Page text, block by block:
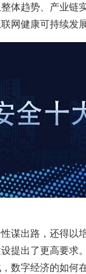
体趋势、产业链
网健康可持续发
谋出路，还得以
提出了更高要求
数字经济的如何